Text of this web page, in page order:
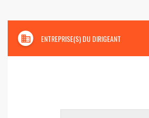
domain ENTREPRISE(S) DU DIRIGEANT